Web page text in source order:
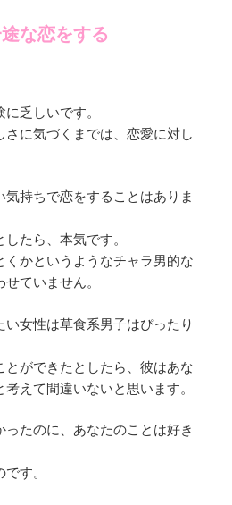
な恋をする
乏しいです。
に気づくまでは、 恋愛に対し
気持ちで恋をすることはありま
たら、本気です。
くかというようなチャラ男的な
せていません。
い女性は草食系男子はぴったり
ができたとしたら、 彼はあな
えて間違いないと思います。
たのに、 あなたのことは好き
す。